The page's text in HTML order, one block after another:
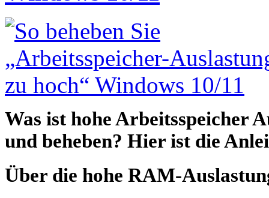
Was ist hohe Arbeitsspeicher
und beheben? Hier ist die
Über die hohe RAM-